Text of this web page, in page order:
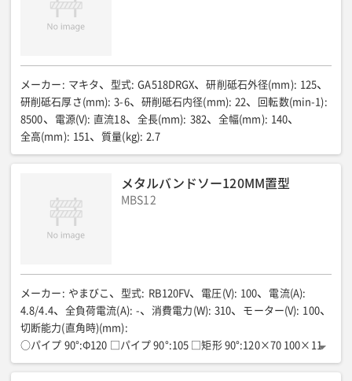
メーカー : マキタ 型式: GA518DRGX 研削砥石外径(mm): 125
研削砥石厚さ(mm): 3-6 研削砥石内径(mm): 22 回転数(min-1):
8500
電源(V): 直流18 全長(mm): 382 全幅(mm): 140
全高(mm): 151 質量(kg): 2.7
メタルバンドソー120MM置型
MBS12
メーカー : やまびこ 型式: RB120FV 電圧(V): 100 電流(A):
4.8/4.4
全負荷電流(A): - 消費電力(W): 310 モーター(V): 100
切断能力(直角時)(mm):
○パイプ 90°:Φ120 □パイプ 90°:105 □矩形 90°:120×70 100×11
5